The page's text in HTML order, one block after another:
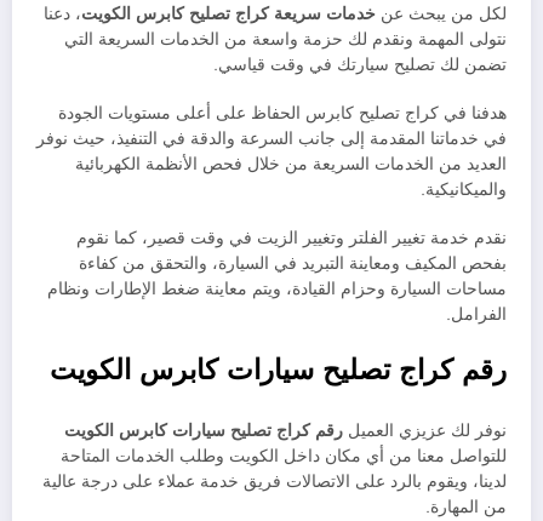
لكل من يبحث عن خدمات سريعة كراج تصليح كابرس الكويت، دعنا
نتولى المهمة ونقدم لك حزمة واسعة من الخدمات السريعة التي
تضمن لك تصليح سيارتك في وقت قياسي.
هدفنا في كراج تصليح كابرس الحفاظ على أعلى مستويات الجودة
في خدماتنا المقدمة إلى جانب السرعة والدقة في التنفيذ، حيث نوفر
العديد من الخدمات السريعة من خلال فحص الأنظمة الكهربائية
والميكانيكية.
نقدم خدمة تغيير الفلتر وتغيير الزيت في وقت قصير، كما نقوم
بفحص المكيف ومعاينة التبريد في السيارة، والتحقق من كفاءة
مساحات السيارة وحزام القيادة، ويتم معاينة ضغط الإطارات ونظام
الفرامل.
رقم كراج تصليح سيارات كابرس الكويت
نوفر لك عزيزي العميل رقم كراج تصليح سيارات كابرس الكويت
للتواصل معنا من أي مكان داخل الكويت وطلب الخدمات المتاحة
لدينا، ويقوم بالرد على الاتصالات فريق خدمة عملاء على درجة عالية
من المهارة.